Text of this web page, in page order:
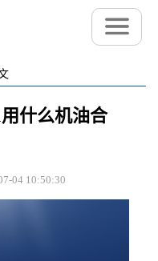
用什么机油合
04 10:50:30